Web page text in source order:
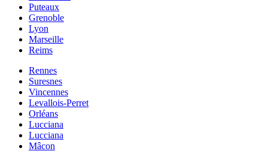
Puteaux
Grenoble
Lyon
Marseille
Reims
Rennes
Suresnes
Vincennes
Levallois-Perret
Orléans
Lucciana
Lucciana
Mâcon